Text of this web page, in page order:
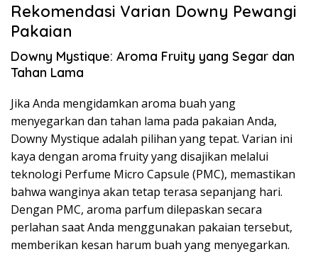
Rekomendasi Varian Downy Pewangi
Pakaian
Downy Mystique: Aroma Fruity yang Segar dan
Tahan Lama
Jika Anda mengidamkan aroma buah yang
menyegarkan dan tahan lama pada pakaian Anda,
Downy Mystique adalah pilihan yang tepat. Varian ini
kaya dengan aroma fruity yang disajikan melalui
teknologi Perfume Micro Capsule (PMC), memastikan
bahwa wanginya akan tetap terasa sepanjang hari.
Dengan PMC, aroma parfum dilepaskan secara
perlahan saat Anda menggunakan pakaian tersebut,
memberikan kesan harum buah yang menyegarkan.